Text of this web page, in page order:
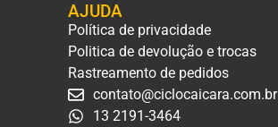
AJUDA
Política de privacidade
Politica de devolução e trocas
Rastreamento de pedidos
contato@ciclocaicara.com.br
13 2191-3464